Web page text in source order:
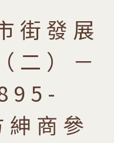
街發展
二）－
商參